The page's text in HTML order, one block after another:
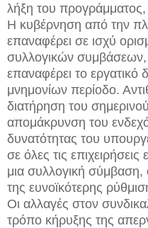
λήξη του
Η κυβέρνηση από την
επαναφέρει σε ισχύ
συλλογικών συμβάσεων,
επαναφέρει το εργατικό
μνημονίων περίοδο.
διατήρηση του
απομάκρυνση του
δυνατότητας του
σε όλες τις
μια συλλογική
της ευνοϊκότερης
Οι αλλαγές στον
τρόπο κήρυξης της